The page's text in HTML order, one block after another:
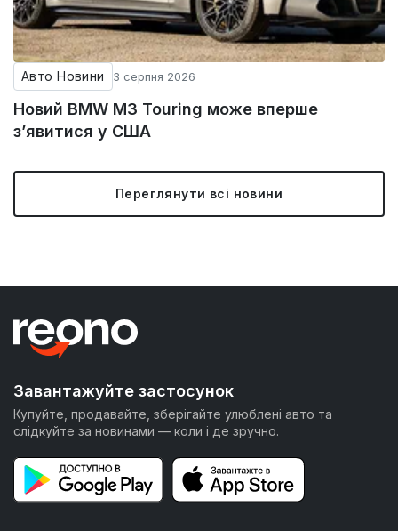
Авто Новини 3 серпня 2026
Новий BMW M3 Touring може вперше
з’явитися у США
Переглянути всі новини
Завантажуйте застосунок
Купуйте, продавайте, зберігайте улюблені авто та
слідкуйте за новинами — коли і де зручно.